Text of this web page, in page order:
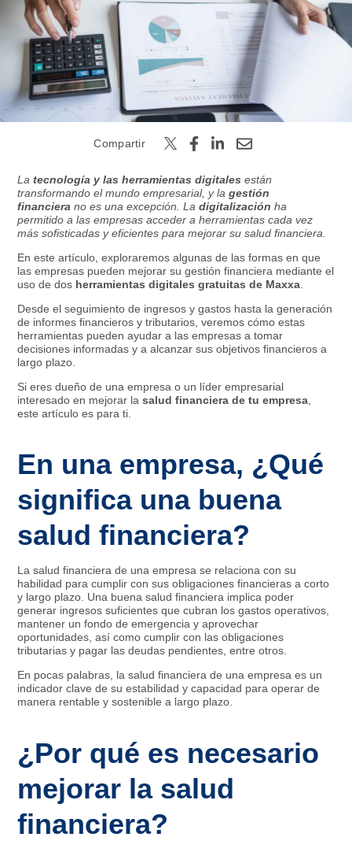
Buscar
Compartir
Latecnología y las herramientas digitales están
transformando el mundo empresarial, y lagestión
financiera no es una excepción. Ladigitalización ha
permitido a las empresas acceder a herramientas cada vez
más sofisticadas y eficientes para mejorar su salud financiera.
En este artículo, exploraremos algunas de las formas en que
las empresas pueden mejorar su gestión financiera mediante el
uso de dos herramientas digitales gratuitas de Maxxa
Desde el seguimiento de ingresos y gastos hasta la generación
de informes financieros y tributarios, veremos cómo estas
herramientas pueden ayudar a las empresas a tomar
decisiones informadas y a alcanzar sus objetivos financieros a
largo plazo.
Si eres dueño de una empresa o un líder empresarial
interesado en mejorar la salud financiera de tu empresa
este artículo es para ti.
En una empresa, ¿Qué
significa una buena
salud financiera?
La salud financiera de una empresa se relaciona con su
habilidad para cumplir con sus obligaciones financieras a corto
y largo plazo. Una buena salud financiera implica poder
generar ingresos suficientes que cubran los gastos operativos,
mantener un fondo de emergencia y aprovechar
oportunidades, así como cumplir con las obligaciones
tributarias y pagar las deudas pendientes, entre otros.
En pocas palabras, la salud financiera de una empresa es un
indicador clave de su estabilidad y capacidad para operar de
manera rentable y sostenible a largo plazo.
¿Por qué es necesario
mejorar la salud
financiera?